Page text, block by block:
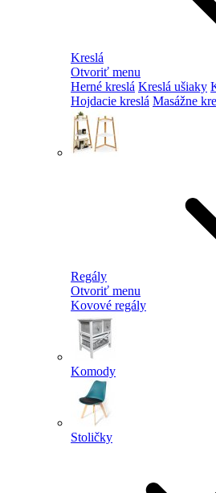
Kreslá
Otvoriť menu
Herné kreslá Kreslá ušiaky
Hojdacie kreslá Masážne
Regály
Otvoriť menu
Kovové regály
Komody
Stoličky